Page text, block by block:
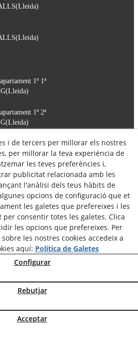
(Lleida)
(Lleida)
1º 1ª
(Lleida)
1º 2ª
(Lleida)
de cookies
660 310 345
- Tots els drets reservats.
i de tercers per millorar els nostres
per millorar la teva experiència de
les teves preferències i,
publicitat relacionada amb les
l'anàlisi dels teus hàbits de
opcions de configuració que et
les galetes que prefereixes i les
per consentir totes les galetes. Clica
les opcions que prefereixes. Per
les nostres cookies accedeix a
aquí: Política de Galetes
Configurar
Rebutjar
Acceptar